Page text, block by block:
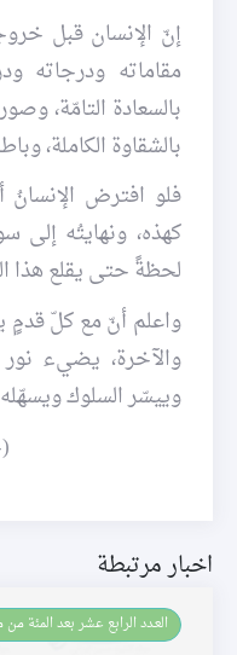
إنّ الإنسان قبل
مقاماته ودرجاته
بالسعادة التامّة،
بالشقاوة الكاملة،
فلو افترض
كهذه، ونهايتُه إلى
لحظةً حتى يقلع هذا
واعلم أنّ مع كلّ قدمٍ
والآخرة، يضيء نور
وييسّر السلوك
اخبار مرتبطة
العـدد الرابع عشر بعد المئة